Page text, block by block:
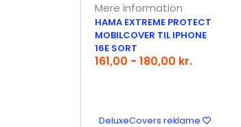
Mere information
HAMA EXTREME PROTECT
MOBILCOVER TIL IPHONE
16E SORT
161,00 - 180,00 kr.
DeluxeCovers reklame